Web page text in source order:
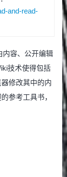
and-read-
内容、公开编辑
技术使得包括
修改其中的内
参考工具书，